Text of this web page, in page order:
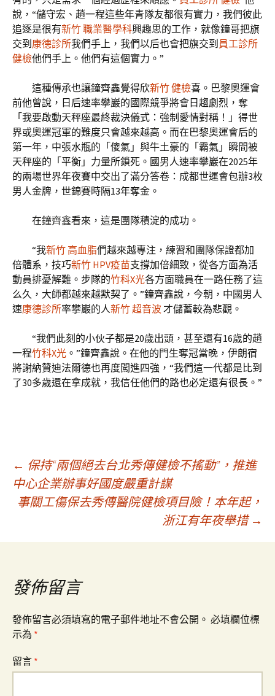
說，“儲守宏、趙一程這些年青隊友都很有實力，我們彼此
追逐是很有新竹 職業醫學科興趣思的工作，就像鐘哥把旗
交到 康德診所我們手上，我們以后也會把旗交到 員工診所
健檢他們手上。他們有這個實力。”
這種傳承也讓鐘齊鑫覺得欣新竹 健檢喜。巴黎奧運會
前他曾說，日后速率攀巖的國際競爭將會日趨劇烈，奪
「我要啟動天秤座最終裁決儀式：強制愛情對稱！」得世
界或奧運冠軍的難度只會越來越高。而在巴黎奧運會后的
第一年，中張水瓶的「傻氣」與牛土豪的「霸氣」瞬間被
天秤座的「平衡」力量所鎖死。國男人速率攀巖在2025年
的兩場世界年夜賽中交出了滿分答卷：成都世運會包辦3枚
男人金牌，世錦賽時隔13年奪金。
在鐘齊鑫看來，這是團隊積淀的成功。
“我新竹 高血脂們越來越專注，練習和團隊保證都加
倍體系，技巧新竹 HPV疫苗支撐加倍細致，從各方面為活
動員排憂解難。步隊的竹科X光各方面職員在一路任務了這
么久，大師都越來越默契了。”鐘齊鑫說，今朝，中國男人
速康德診所率攀巖的人新竹 超音波才儲蓄較為悲觀。
“我們此刻的小伙子都是20歲出頭，甚至還有16歲的趙
一程竹科X光 。”鐘齊鑫說。在他的門生奪冠當晚，伊朗宿
將謝納贊迪法爾德也再度闖進四強，“我們這一代都是比到
了30多歲還在拿成就，我信任他們的路也必定還有很長。”
文
章
導
覽
← 保持“兩個絕去台北秀傳健檢不搖動”，推進
中心企業辦事好國度嚴重計謀
事關工傷保去秀傳醫院健檢項目險！本年起，
浙江有年夜舉措 →
發佈留言
發佈留言必須填寫的電子郵件地址不會公開。 必填欄位標
示為 *
留言 *